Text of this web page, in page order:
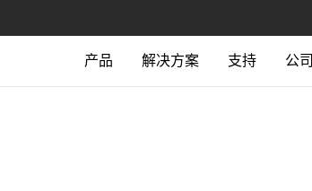
产品 解决方案 支持 公司